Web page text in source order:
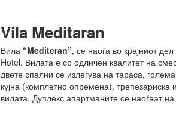
Vila Meditaran
Вила “Mediteran”, се наоѓа во крајниот
Hotel. Вилата е со одличен квалитет на
двете спални се излегува на тараса,
кујна (комплетно опремена),
вилата. Дуплекс апартманите се наоѓаат